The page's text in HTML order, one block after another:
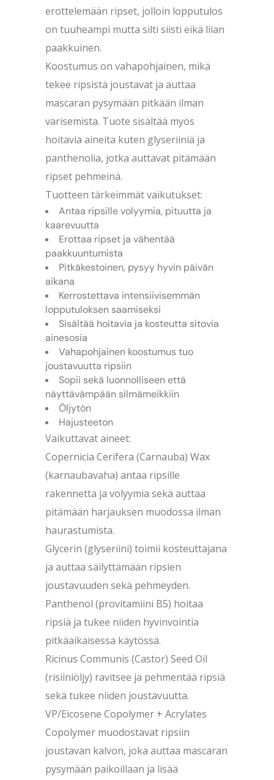
erottelemään ripset, jolloin lopputulos
on tuuheampi mutta silti siisti eikä liian
paakkuinen.
Koostumus on vahapohjainen, mikä
tekee ripsistä joustavat ja auttaa
mascaran pysymään pitkään ilman
varisemista. Tuote sisältää myös
hoitavia aineita kuten glyseriiniä ja
panthenolia, jotka auttavat pitämään
ripset pehmeinä.
Tuotteen tärkeimmät vaikutukset:
Antaa ripsille volyymia, pituutta ja
kaarevuutta
Erottaa ripset ja vähentää
paakkuuntumista
Pitkäkestoinen, pysyy hyvin päivän
aikana
Kerrostettava intensiivisemmän
lopputuloksen saamiseksi
Sisältää hoitavia ja kosteutta sitovia
ainesosia
Vahapohjainen koostumus tuo
joustavuutta ripsiin
Sopii sekä luonnolliseen että
näyttävämpään silmämeikkiin
Öljytön
Hajusteeton
Vaikuttavat aineet:
Copernicia Cerifera (Carnauba) Wax
(karnaubavaha) antaa ripsille
rakennetta ja volyymia sekä auttaa
pitämään harjauksen muodossa ilman
haurastumista.
Glycerin (glyseriini) toimii kosteuttajana
ja auttaa säilyttämään ripsien
joustavuuden sekä pehmeyden.
Panthenol (provitamiini B5) hoitaa
ripsiä ja tukee niiden hyvinvointia
pitkäaikaisessa käytössä.
Ricinus Communis (Castor) Seed Oil
(risiiniöljy) ravitsee ja pehmentää ripsiä
sekä tukee niiden joustavuutta.
VP/Eicosene Copolymer + Acrylates
Copolymer muodostavat ripsiin
joustavan kalvon, joka auttaa mascaran
pysymään paikoillaan ja lisää